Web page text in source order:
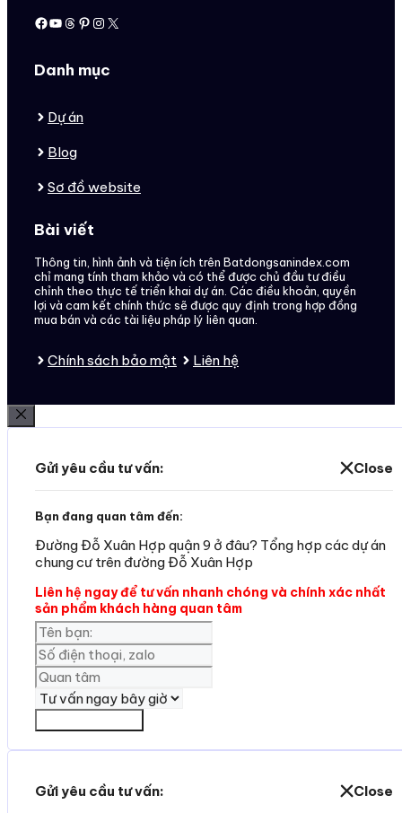
Facebook
Youtube
Threads
Pinterest
Instagram
X
Danh mục
Dự án
Blog
Sơ đồ website
Bài viết
Thông tin, hình ảnh và tiện ích trên Batdongsanindex.com
chỉ mang tính tham khảo và có thể được chủ đầu tư điều
chỉnh theo thực tế triển khai dự án. Các điều khoản, quyền
lợi và cam kết chính thức sẽ được quy định trong hợp đồng
mua bán và các tài liệu pháp lý liên quan.
Chính sách bảo mật Liên hệ
Đóng
Gửi yêu cầu tư vấn: Close
Bạn đang quan tâm đến:
Đường Đỗ Xuân Hợp quận 9 ở đâu? Tổng hợp các dự án
chung cư trên đường Đỗ Xuân Hợp
Liên hệ ngay để tư vấn nhanh chóng và chính xác nhất
sản phẩm khách hàng quan tâm
Gửi yêu cầu tư vấn: Close